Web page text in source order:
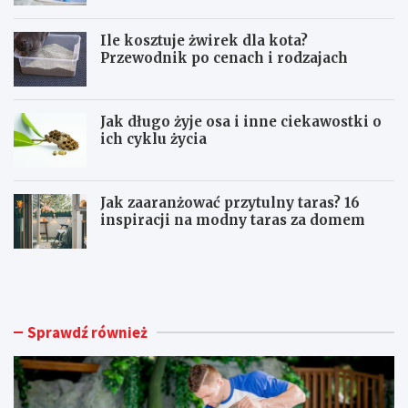
Ile kosztuje żwirek dla kota?
Przewodnik po cenach i rodzajach
Jak długo żyje osa i inne ciekawostki o
ich cyklu życia
Jak zaaranżować przytulny taras? 16
inspiracji na modny taras za domem
U
m
n
i
e
I
s
t
u
Sprawdź również